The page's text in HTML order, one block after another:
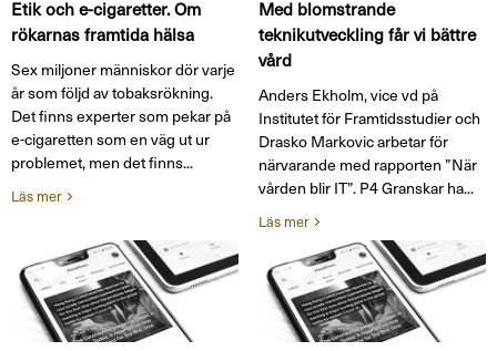
Etik och e-cigaretter. Om
rökarnas framtida hälsa
Sex miljoner människor dör varje
år som följd av tobaksrökning.
Det finns experter som pekar på
e-cigaretten som en väg ut ur
problemet, men det finns...
Läs mer
Med blomstrande
teknikutveckling får vi bättre
vård
Anders Ekholm, vice vd på
Institutet för Framtidsstudier och
Drasko Markovic arbetar för
närvarande med rapporten ”När
vården blir IT”. P4 Granskar ha...
Läs mer